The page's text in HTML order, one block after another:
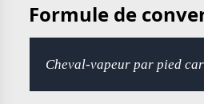
Formule de
Cheval-vapeur par pied